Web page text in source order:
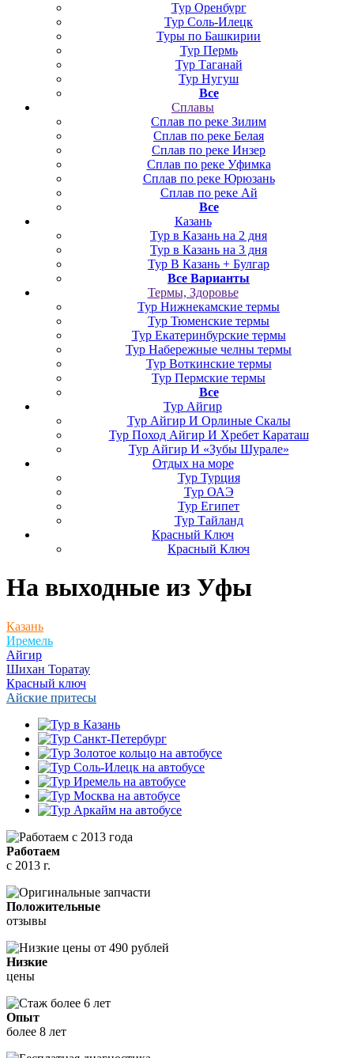
Тур Оренбург
Тур Соль-Илецк
Туры по Башкирии
Тур Пермь
Тур Таганай
Тур Нугуш
Все
Сплавы
Сплав по реке Зилим
Сплав по реке Белая
Сплав по реке Инзер
Сплав по реке Уфимка
Сплав по реке Юрюзань
Сплав по реке Ай
Все
Казань
Тур в Казань на 2 дня
Тур в Казань на 3 дня
Тур В Казань + Булгар
Все Варианты
Термы, Здоровье
Тур Нижнекамские термы
Тур Тюменские термы
Тур Екатеринбурские термы
Тур Набережные челны термы
Тур Воткинские термы
Тур Пермские термы
Все
Тур Айгир
Тур Айгир И Орлиные Скалы
Тур Поход Айгир И Хребет Караташ
Тур Айгир И «Зубы Шурале»
Отдых на море
Тур Турция
Тур ОАЭ
Тур Египет
Тур Тайланд
Красный Ключ
Красный Ключ
На выходные из Уфы
Казань
Иремель
Айгир
Шихан Торатау
Красный ключ
Айские притесы
Работаем
с 2013 г.
Положительные
отзывы
Низкие
цены
Опыт
более 8 лет